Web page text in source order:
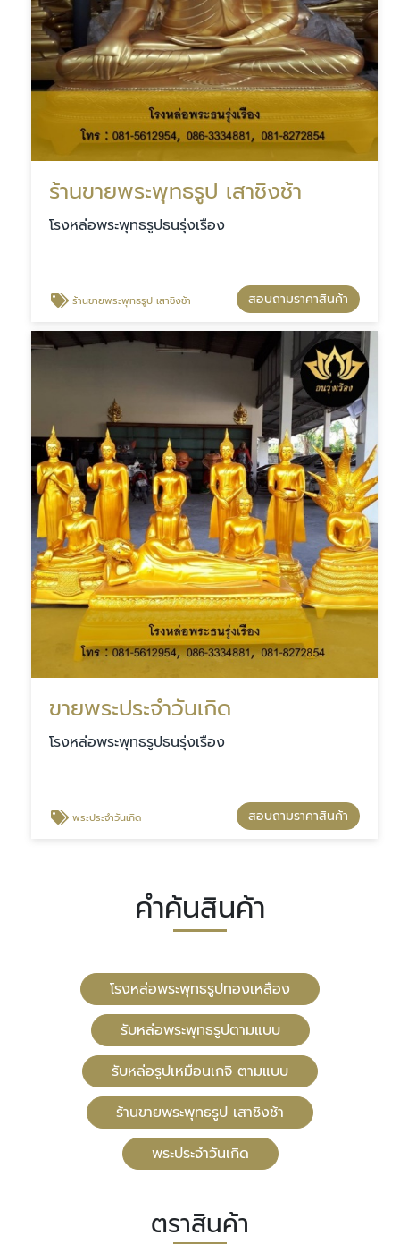
ร้านขายพระพุทธรูป เสาชิงช้า
โรงหล่อพระพุทธรูปธนรุ่งเรือง
ร้านขายพระพุทธรูป เสาชิงช้า สอบถามราคาสินค้า
ขายพระประจำวันเกิด
โรงหล่อพระพุทธรูปธนรุ่งเรือง
พระประจำวันเกิด สอบถามราคาสินค้า
คำค้นสินค้า
โรงหล่อพระพุทธรูปทองเหลือง
รับหล่อพระพุทธรูปตามแบบ
รับหล่อรูปเหมือนเกจิ ตามแบบ
ร้านขายพระพุทธรูป เสาชิงช้า
พระประจำวันเกิด
ตราสินค้า